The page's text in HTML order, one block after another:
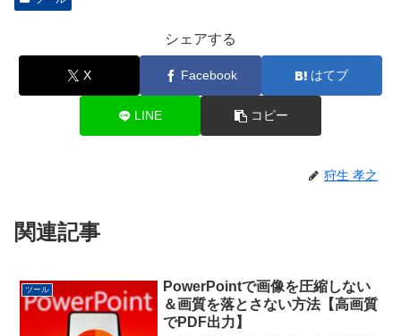
シェアする
X Facebook はてブ
LINE コピー
狩生 孝之
関連記事
ツール
PowerPointで画像を圧縮しない
＆画質を落とさない方法【高画質
でPDF出力】